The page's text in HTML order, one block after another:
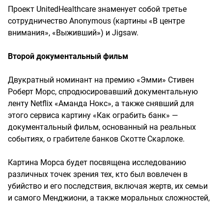
Проект UnitedHealthcare знаменует собой третье
сотрудничество Anonymous (картины «В центре
внимания», «Выживший») и Jigsaw.
Второй документальный фильм
Двукратный номинант на премию «Эмми» Стивен
Роберт Морс, спродюсировавший документальную
ленту Netflix «Аманда Нокс», а также снявший для
этого сервиса картину «Как ограбить банк» —
документальный фильм, основанный на реальных
событиях, о грабителе банков Скотте Скарлоке.
Картина Морса будет посвящена исследованию
различных точек зрения тех, кто был вовлечен в
убийство и его последствия, включая жертв, их семьи
и самого Менджиони, а также моральных сложностей,